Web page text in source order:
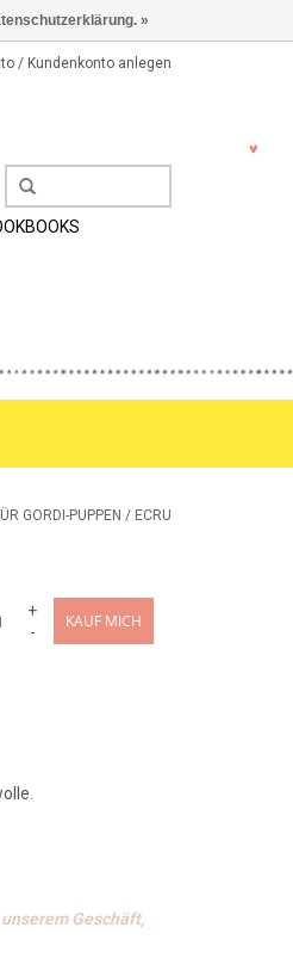
/ Kundenkonto anlegen
GORDI-PUPPEN / ECRU
+
-
KAUF MICH
Geschäft,
»